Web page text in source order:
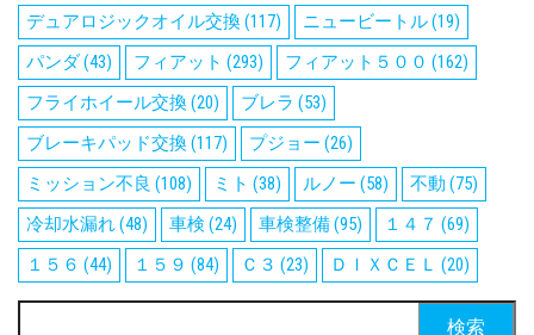
デュアロジックオイル交換(117) ニュービートル(19)
パンダ(43) フィアット (293) フィアット５００ (162)
フライホイール交換(20) ブレラ (53)
ブレーキパッド交換(117) プジョー (26)
ミッション不良 (108) ミト (38) ルノー (58) 不動 (75)
冷却水漏れ(48) 車検 (24) 車検整備(95) １４７ (69)
１５６ (44) １５９ (84) Ｃ３ (23) ＤＩＸＣＥＬ (20)